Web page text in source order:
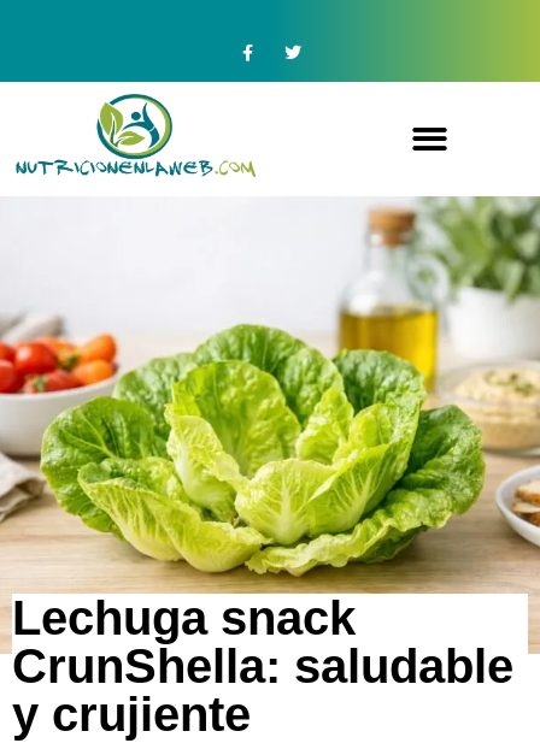
Lechuga snack
CrunShella: saludable
y crujiente